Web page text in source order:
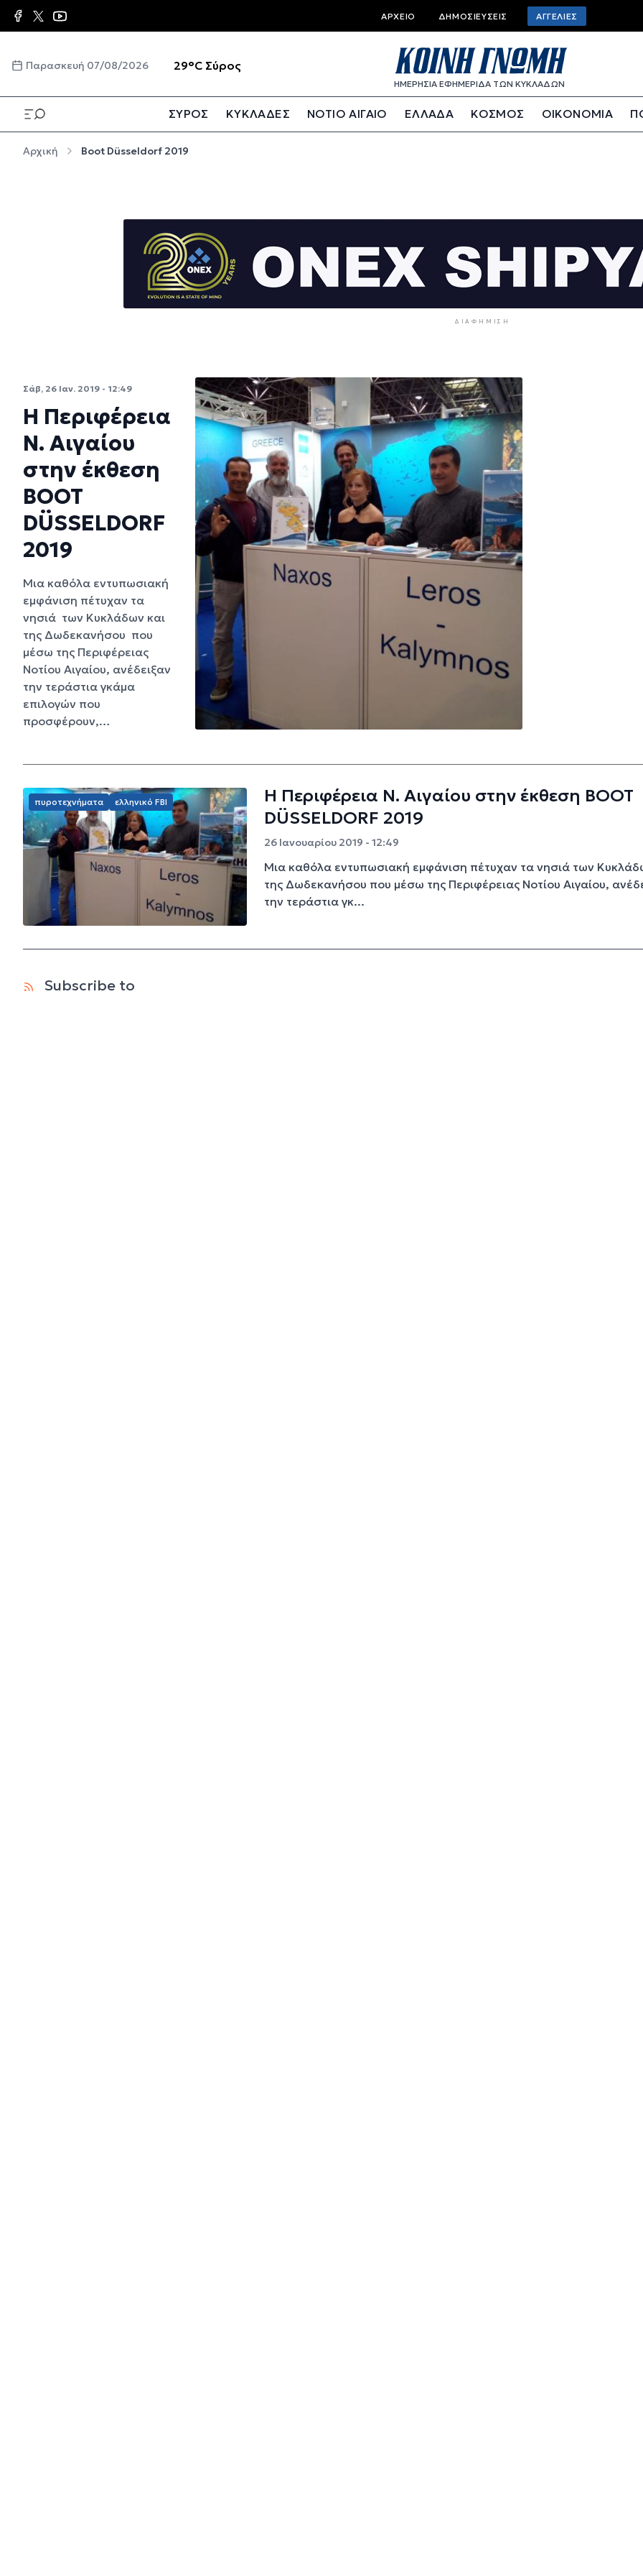
Παράκαμψη προς το κυρίως περιεχόμενο Top bar menu
ΑΡΧΕΊΟ ΔΗΜΟΣΙΕΎΣΕΙΣ ΑΓΓΕΛΊΕΣ
Παρασκευή 07/08/2026 29°C Σύρος
ΗΜΕΡΗΣΙΑ ΕΦΗΜΕΡΙΔΑ ΤΩΝ ΚΥΚΛΑΔΩΝ
ΣΥΡΟΣ ΚΥΚΛΑΔΕΣ ΝΟΤΙΟ ΑΙΓΑΙΟ ΕΛΛΑΔΑ ΚΟΣΜΟΣ ΟΙΚΟΝΟΜΙΑ
Αρχική Boot Düsseldorf 2019
ΔΙΑΦΉΜΙΣΗ
Σάβ, 26 Ιαν. 2019 - 12:49
Η Περιφέρεια
Ν. Αιγαίου
στην έκθεση
ΒΟΟΤ
DÜSSELDORF
2019
Μια καθόλα εντυπωσιακή
εμφάνιση πέτυχαν τα
νησιά των Κυκλάδων και
της Δωδεκανήσου που
μέσω της Περιφέρειας
Νοτίου Αιγαίου, ανέδειξαν
την τεράστια γκάμα
επιλογών που
προσφέρουν,…
πυροτεχνήματα ελληνικό FBI
Η Περιφέρεια Ν. Αιγαίου στην έκθεση ΒΟΟΤ
DÜSSELDORF 2019
26 Ιανουαρίου 2019 - 12:49
Μια καθόλα εντυπωσιακή εμφάνιση πέτυχαν τα νησιά των
της Δωδεκανήσου που μέσω της Περιφέρειας Νοτίου Αιγαίου,
την τεράστια γκ...
Subscribe to